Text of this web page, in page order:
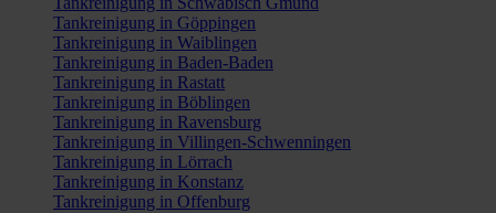
Tankreinigung in Göppingen
Tankreinigung in Waiblingen
Tankreinigung in Baden-Baden
Tankreinigung in Rastatt
Tankreinigung in Böblingen
Tankreinigung in Ravensburg
Tankreinigung in Villingen-Schwenningen
Tankreinigung in Lörrach
Tankreinigung in Konstanz
Tankreinigung in Offenburg